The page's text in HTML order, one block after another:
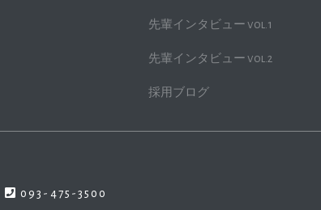
先輩インタビュー vol.1
先輩インタビュー vol.2
採用ブログ
093-475-3500